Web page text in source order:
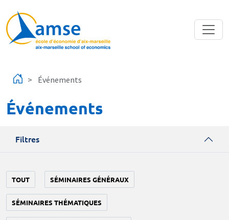
Événements
Événements
Filtres
TOUT SÉMINAIRES GÉNÉRAUX
SÉMINAIRES THÉMATIQUES